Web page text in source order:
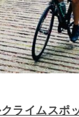
クライムスポ